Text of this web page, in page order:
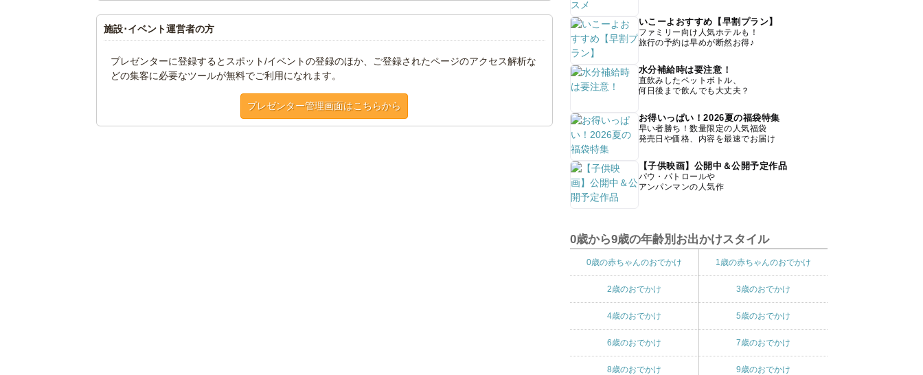
施設･イベント運営者の方
プレゼンターに登録するとスポット/イベントの登録のほか、ご登録されたページのアクセス解析な
どの集客に必要なツールが無料でご利用になれます。
プレゼンター管理画面はこちらから
いこーよおすすめ【早割プラン】
ファミリー向け人気ホテルも！
旅行の予約は早めが断然お得♪
水分補給時は要注意！
直飲みしたペットボトル、
何日後まで飲んでも大丈夫？
お得いっぱい！2026夏の福袋特集
早い者勝ち！数量限定の人気福袋
発売日や価格、内容を最速でお届け
【子供映画】公開中＆公開予定作品
パウ・パトロールや
アンパンマンの人気作
0歳から9歳の年齢別お出かけスタイル
0歳の赤ちゃんのおでかけ 1歳の赤ちゃんのおでかけ
2歳のおでかけ 3歳のおでかけ
4歳のおでかけ 5歳のおでかけ
6歳のおでかけ 7歳のおでかけ
8歳のおでかけ 9歳のおでかけ